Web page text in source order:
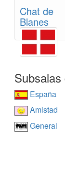
Chat de
Blanes
España
Amistad
General